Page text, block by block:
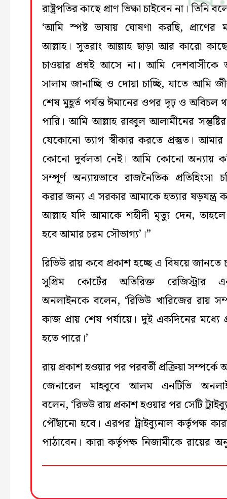
রাষ্ট্রপতির কাছে প্রাণ ভিক্ষা চাইবেন না। তিনি
‘আমি স্পষ্ট ভাষায় ঘোষণা করছি, প্রাণের
আল্লাহ। সুতরাং আল্লাহ ছাড়া আর কারো
চাওয়ার প্রশ্নই আসে না। আমি দেশবাসীকে
সালাম জানাচ্ছি ও দোয়া চাচ্ছি, যাতে আমি
শেষ মুহূর্ত পর্যন্ত ঈমানের ওপর দৃঢ় ও অবিচল
পারি। আমি আল্লাহ রাব্বুল আলামীনের
যেকোনো ত্যাগ স্বীকার করতে প্রস্তুত। আমার
কোনো দুর্বলতা নেই। আমি কোনো অন্যায়
সম্পূর্ণ অন্যায়ভাবে রাজনৈতিক প্রতিহিংসা
করার জন্য এ সরকার আমাকে হত্যার ষড়যন্ত্র
আল্লাহ যদি আমাকে শহীদী মৃত্যু দেন, তাহলে
হবে আমার চরম সৌভাগ্য’।”
রিভিউ রায় কবে প্রকাশ হচ্ছে এ বিষয়ে জানতে
সুপ্রিম কোর্টের অতিরিক্ত রেজিস্ট্রার
অনলাইনকে বলেন, ‘রিভিউ খারিজের রায়
কাজ প্রায় শেষ পর্যায়ে। দুই একদিনের মধ্যে
হতে পারে।’
রায় প্রকাশ হওয়ার পর পরবর্তী প্রক্রিয়া সম্পর্কে
জেনারেল মাহবুবে আলম এনটিভি
বলেন, ‘রিভউ রায় প্রকাশ হওয়ার পর সেটি
পৌঁছানো হবে। এরপর ট্রাইব্যুনাল কর্তৃপক্ষ
পাঠাবেন। কারা কর্তৃপক্ষ নিজামীকে রায়ের